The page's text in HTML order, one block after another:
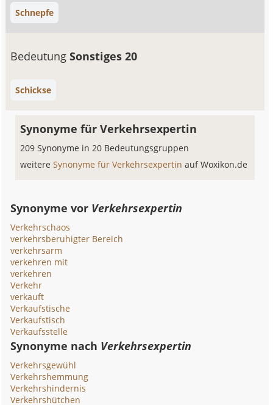
Schnepfe
BedeutungSonstiges 20
Schickse
Synonyme für Verkehrsexpertin
209 Synonyme in 20 Bedeutungsgruppen
weitereSynonyme für Verkehrsexpertinauf Woxikon.de
Synonyme vor Verkehrsexpertin
Verkehrschaos
verkehrsberuhigter Bereich
verkehrsarm
verkehren mit
verkehren
Verkehr
verkauft
Verkaufstische
Verkaufstisch
Verkaufsstelle
Synonyme nach Verkehrsexpertin
Verkehrsgewühl
Verkehrshemmung
Verkehrshindernis
Verkehrshütchen